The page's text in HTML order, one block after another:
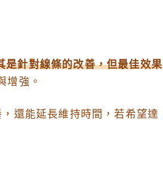
是針對線條的改善，但最佳效果
增強。
還能延長維持時間，若希望達